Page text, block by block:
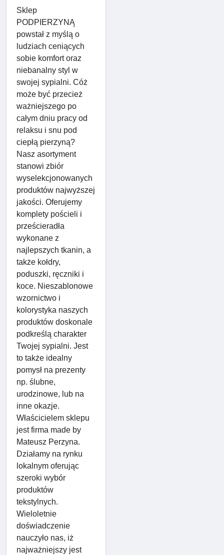
Sklep
PODPIERZYNĄ
powstał z myślą o
ludziach ceniących
sobie komfort oraz
niebanalny styl w
swojej sypialni. Cóż
może być przecież
ważniejszego po
całym dniu pracy od
relaksu i snu pod
ciepłą pierzyną?
Nasz asortyment
stanowi zbiór
wyselekcjonowanych
produktów najwyższej
jakości. Oferujemy
komplety pościeli i
prześcieradła
wykonane z
najlepszych tkanin, a
także kołdry,
poduszki, ręczniki i
koce. Nieszablonowe
wzornictwo i
kolorystyka naszych
produktów doskonale
podkreślą charakter
Twojej sypialni. Jest
to także idealny
pomysł na prezenty
np. ślubne,
urodzinowe, lub na
inne okazje.
Właścicielem sklepu
jest firma made by
Mateusz Perzyna.
Działamy na rynku
lokalnym oferując
szeroki wybór
produktów
tekstylnych.
Wieloletnie
doświadczenie
nauczyło nas, iż
najważniejszy jest